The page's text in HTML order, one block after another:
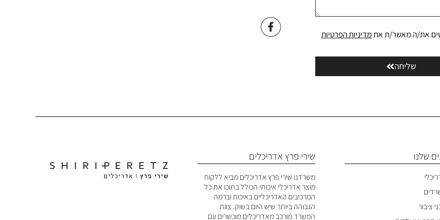
את/ה מאשר/ת אתמדיניות הפרטיות
שליחה
שלנו
ציבור
שירי פרץ אדריכלים
משרדנו שירי פרץ אדריכלים מביא ללקוח
מוצר אדריכלי איכותי הכולל בתוכו את כל
המרכיבים האדריכליים באיכות וברמה
הגבוהה ביותר שיש היום בשוק. צוות
המשרד מורכב מאדריכלים מוכשרים עם